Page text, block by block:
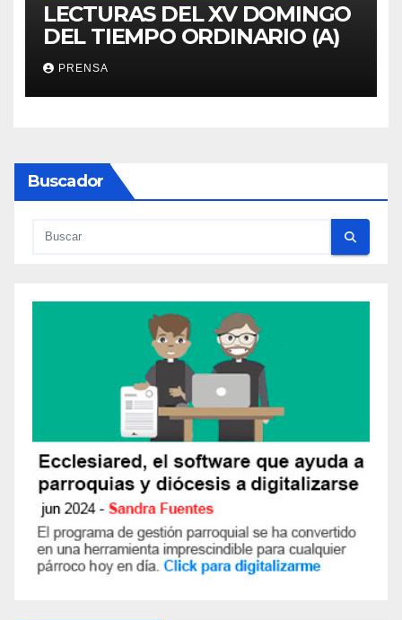
LECTURAS DEL XV DOMINGO
DEL TIEMPO ORDINARIO (A)
PRENSA
Buscador